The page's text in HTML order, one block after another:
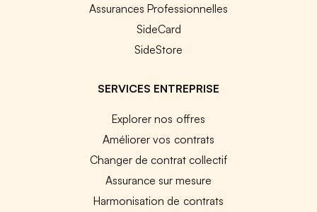
Assurances Professionnelles
SideCard
SideStore
SERVICES ENTREPRISE
Explorer nos offres
Améliorer vos contrats
Changer de contrat collectif
Assurance sur mesure
Harmonisation de contrats